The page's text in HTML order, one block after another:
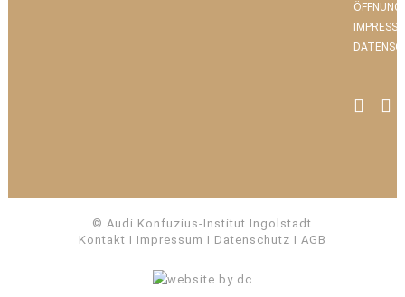
© Audi Konfuzius-Institut Ingolstadt
Kontakt I Impressum I Datenschutz I AGB